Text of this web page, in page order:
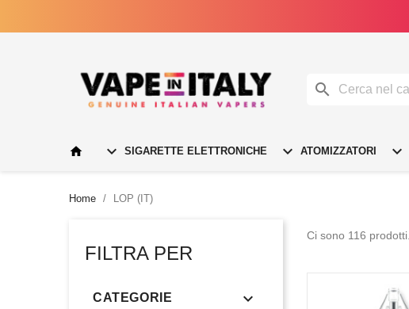

  SIGARETTE ELETTRONICHE  ATOMIZZATORI 
Home LOP (IT)
FILTRA PER
CATEGORIE 
Ci sono 116 prodotti.